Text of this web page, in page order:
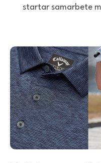
startar samarbete